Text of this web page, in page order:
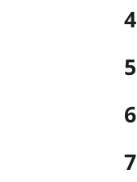
4
5
6
7